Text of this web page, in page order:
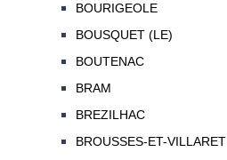
BOURIGEOLE
BOUSQUET (LE)
BOUTENAC
BRAM
BREZILHAC
BROUSSES-ET-VILLARET